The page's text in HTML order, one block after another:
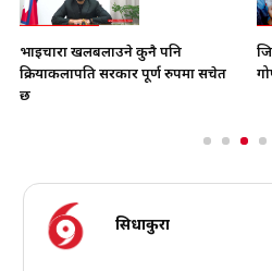
भाइचारा खलबलाउने कुनै पनि
क्रियाकलापप्रति सरकार पूर्ण रुपमा सचेत
छ
सिधाकुरा